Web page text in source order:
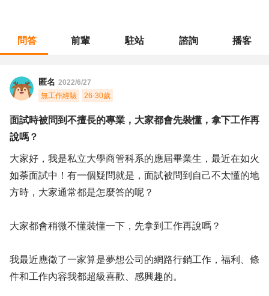
問答 前輩 駐站 諮詢 播客
匿名 2022/6/27
無工作經驗
26-30歲
面試時被問到不擅長的專業，大家都會先裝懂，拿下工作再
說嗎？
大家好，我是私立大學商管科系的應屆畢業生，最近在如火
如荼面試中！有一個疑問就是，面試被問到自己不太懂的地
方時，大家通常都是怎麼答的呢？
大家都會稍微不懂裝懂一下，先拿到工作再說嗎？
我最近應徵了一家算是夢想公司的網路行銷工作，福利、條
件和工作內容我都超級喜歡、感興趣的。